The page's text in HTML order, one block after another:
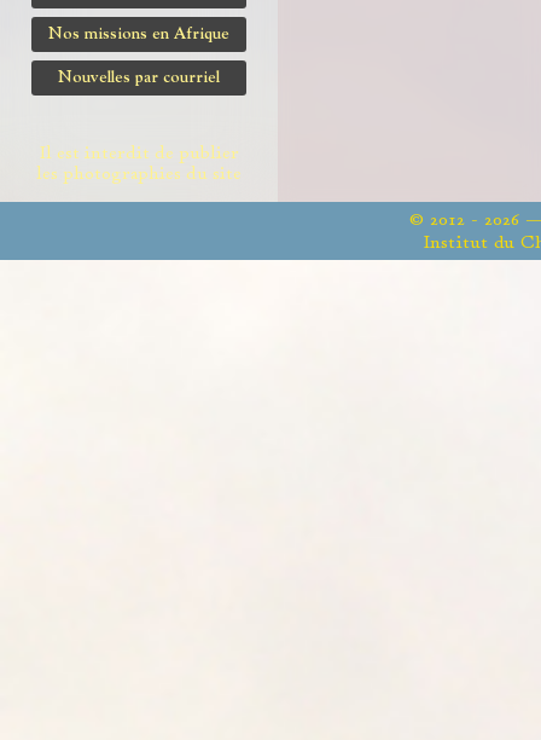
Nos missions en Afrique
Nouvelles par courriel
Il est interdit de publier
les photographies du site
© 2012 -
Institut du